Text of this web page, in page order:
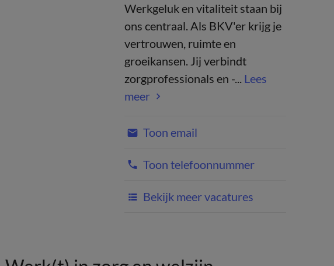
Werkgeluk en vitaliteit staan bij
ons centraal. Als BKV'er krijg je
vertrouwen, ruimte en
groeikansen. Jij verbindt
zorgprofessionals en -... Lees
meer
Toon email
Toon telefoonnummer
Bekijk meer vacatures